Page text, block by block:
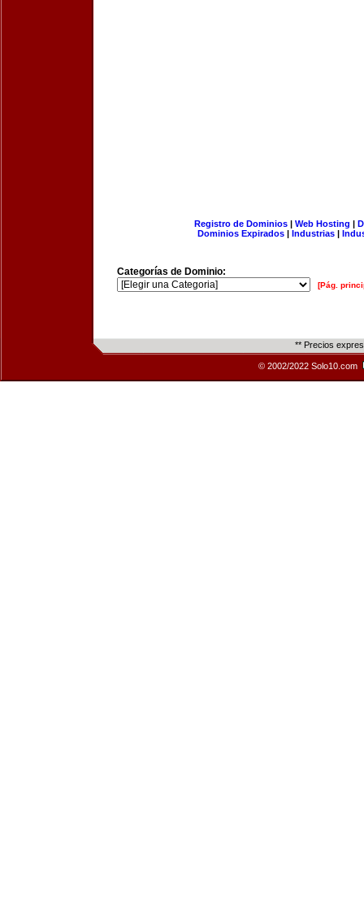
Registro de Dominios| Web Hosting |
Dominios Expirados | Industrias |
Categorías de Dominio:
[Pág.
** Precios
© 2002/2022 Solo10.com